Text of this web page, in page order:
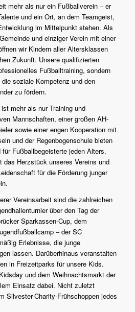
mehr als nur ein Fußballverein – er
und ein Ort, an dem Teamgeist,
im Mittelpunkt stehen. Als
und einziger Verein mit einer
wir Kindern aller Altersklassen
Zukunft. Unsere qualifizierten
Fußballtraining, sondern
soziale Kompetenz und den
zu fördern.
mehr als nur Training und
Mannschaften, einer großen AH-
sowie einer engen Kooperation mit
und der Regenbogenschule bieten
Fußballbegeisterte jeden Alters.
das Herzstück unseres Vereins und
für die Förderung junger
Vereinsarbeit sind die zahlreichen
über den Tag der
Sparkassen-Cup, dem
– der SC
Erlebnisse, die junge
lassen. Darüberhinaus veranstalten
in Freizeitparks für unsere Kids.
und dem Weihnachtsmarkt der
Einsatz dabei. Nicht zuletzt
Silvester-Charity-Frühschoppen jedes